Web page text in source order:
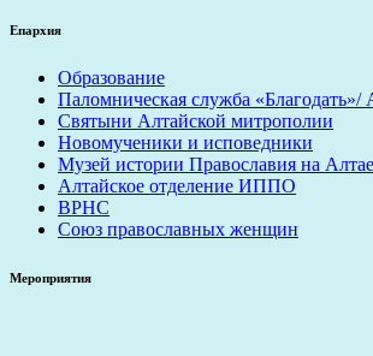
Епархия
Образование
Паломническая служба
Святыни Алтайской митрополии
Новомученики и исповедники
Музей истории Православия на Алтае
Алтайское отделение ИППО
ВРНС
Союз православных женщин
Мероприятия